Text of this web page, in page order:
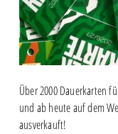
Über 2000 Dauerkarten
und ab heute auf dem
ausverkauft!